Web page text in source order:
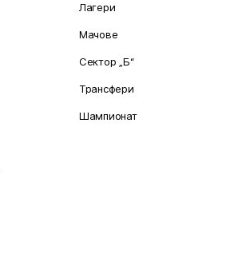
Лагери
Мачове
Сектор „Б“
Трансфери
Шампионат